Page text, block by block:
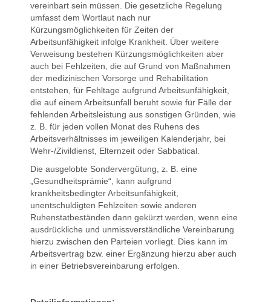
vereinbart sein müssen. Die gesetzliche Regelung
umfasst dem Wortlaut nach nur
Kürzungsmöglichkeiten für Zeiten der
Arbeitsunfähigkeit infolge Krankheit. Über weitere
Verweisung bestehen Kürzungsmöglichkeiten aber
auch bei Fehlzeiten, die auf Grund von Maßnahmen
der medizinischen Vorsorge und Rehabilitation
entstehen, für Fehltage aufgrund Arbeitsunfähigkeit,
die auf einem Arbeitsunfall beruht sowie für Fälle der
fehlenden Arbeitsleistung aus sonstigen Gründen, wie
z. B. für jeden vollen Monat des Ruhens des
Arbeitsverhältnisses im jeweiligen Kalenderjahr, bei
Wehr-/Zivildienst, Elternzeit oder Sabbatical.
Die ausgelobte Sondervergütung, z. B. eine
„Gesundheitsprämie“, kann aufgrund
krankheitsbedingter Arbeitsunfähigkeit,
unentschuldigten Fehlzeiten sowie anderen
Ruhenstatbeständen dann gekürzt werden, wenn eine
ausdrückliche und unmissverständliche Vereinbarung
hierzu zwischen den Parteien vorliegt. Dies kann im
Arbeitsvertrag bzw. einer Ergänzung hierzu aber auch
in einer Betriebsvereinbarung erfolgen.